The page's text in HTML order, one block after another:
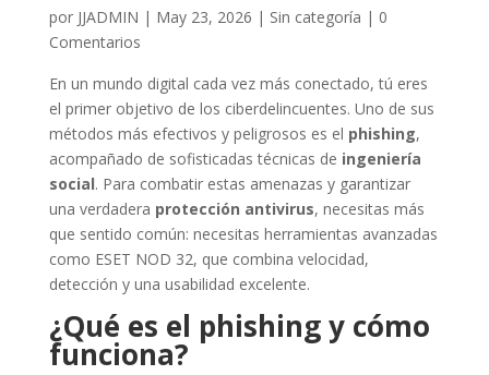
por JJADMIN | May 23, 2026 | Sin categoría | 0
Comentarios
En un mundo digital cada vez más conectado, tú eres
el primer objetivo de los ciberdelincuentes. Uno de sus
métodos más efectivos y peligrosos es el phishing,
acompañado de sofisticadas técnicas de ingeniería
social. Para combatir estas amenazas y garantizar
una verdadera protección antivirus, necesitas más
que sentido común: necesitas herramientas avanzadas
como ESET NOD 32, que combina velocidad,
detección y una usabilidad excelente.
¿Qué es el phishing y cómo
funciona?